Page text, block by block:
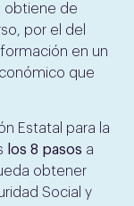
obtiene de
por el del
en un
que
Estatal para la
los 8 pasos a
obtener
Social y